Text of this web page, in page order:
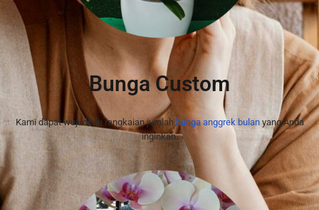
Bunga Custom
Kami dapat wujudkan rangkaian jumlah bunga anggrek bulanyang Anda
inginkan.